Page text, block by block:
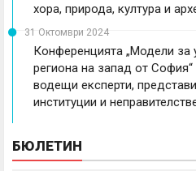
хора, природа, култура и
31 Октомври 2024
Конференцията „Модели за
региона на запад от
водещи експерти,
институции и
БЮЛЕТИН